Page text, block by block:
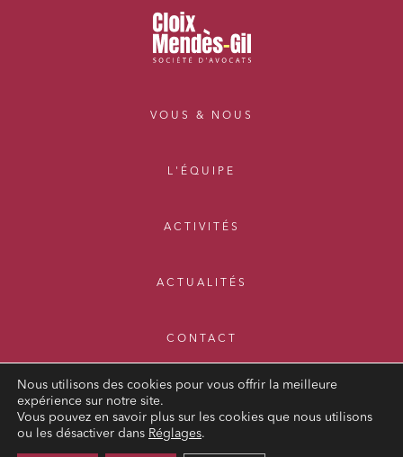
VOUS & NOUS
L'ÉQUIPE
ACTIVITÉS
ACTUALITÉS
CONTACT
MENTIONS LÉGALES
Nous utilisons des cookies pour vous offrir la meilleure
expérience sur notre site.
Vous pouvez en savoir plus sur les cookies que nous utilisons
ou les désactiver dans Réglages.